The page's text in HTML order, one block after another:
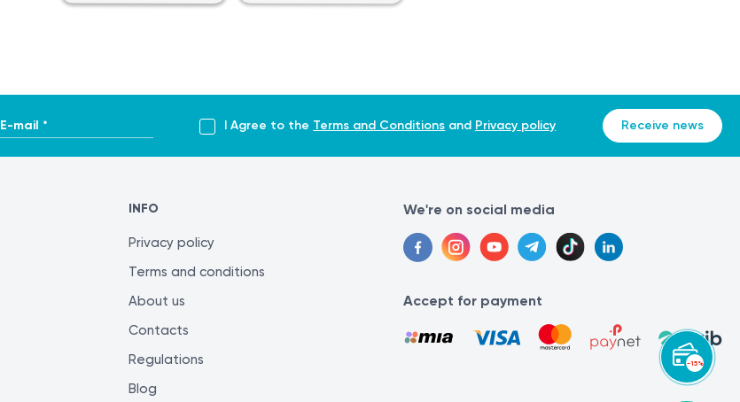
-15%
E-mail * I Agree to the Terms and Conditions and Privacy policy Receive news
INFO
Privacy policy
Terms and conditions
About us
Contacts
Regulations
Blog
We're on social media
Accept for payment